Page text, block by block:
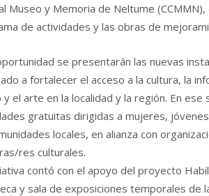
Museo y Memoria de Neltume
de actividades y las obras de
se presentarán las nuevas
a fortalecer el acceso a la cultura, la
el arte en la localidad y la región. En
gratuitas dirigidas a mujeres,
locales, en alianza con
res culturales.
contó con el apoyo del proyecto
y sala de exposiciones temporales de